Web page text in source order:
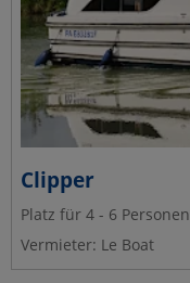
Clipper
Platz für 4 - 6 Personen
Vermieter: Le Boat